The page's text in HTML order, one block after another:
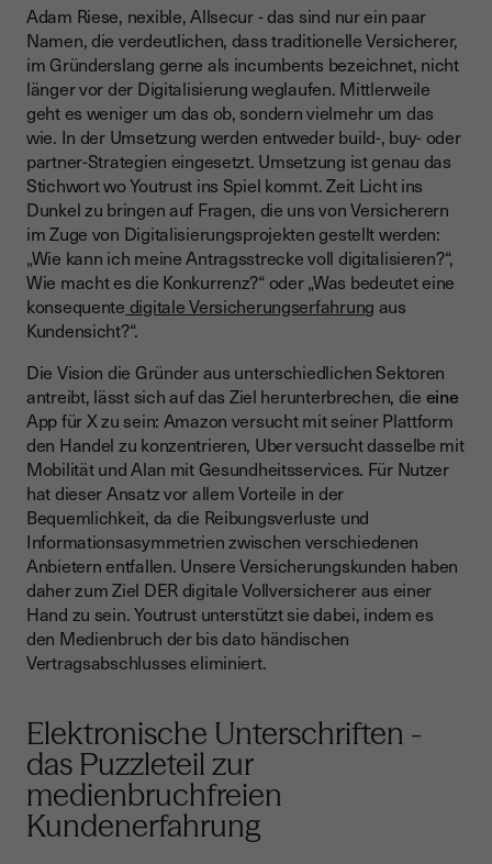
Adam Riese, nexible, Allsecur - das sind nur ein paar
Namen, die verdeutlichen, dass traditionelle Versicherer,
im Gründerslang gerne als incumbents bezeichnet, nicht
länger vor der Digitalisierung weglaufen. Mittlerweile
geht es weniger um das ob, sondern vielmehr um das
wie. In der Umsetzung werden entweder build-, buy- oder
partner-Strategien eingesetzt. Umsetzung ist genau das
Stichwort wo Youtrust ins Spiel kommt. Zeit Licht ins
Dunkel zu bringen auf Fragen, die uns von Versicherern
im Zuge von Digitalisierungsprojekten gestellt werden:
„Wie kann ich meine Antragsstrecke voll digitalisieren?“,
Wie macht es die Konkurrenz?“ oder „Was bedeutet eine
konsequente digitale Versicherungserfahrung aus
Kundensicht?“.
Die Vision die Gründer aus unterschiedlichen Sektoren
antreibt, lässt sich auf das Ziel herunterbrechen, die eine
App für X zu sein: Amazon versucht mit seiner Plattform
den Handel zu konzentrieren, Uber versucht dasselbe mit
Mobilität und Alan mit Gesundheitsservices. Für Nutzer
hat dieser Ansatz vor allem Vorteile in der
Bequemlichkeit, da die Reibungsverluste und
Informationsasymmetrien zwischen verschiedenen
Anbietern entfallen. Unsere Versicherungskunden haben
daher zum Ziel DER digitale Vollversicherer aus einer
Hand zu sein. Youtrust unterstützt sie dabei, indem es
den Medienbruch der bis dato händischen
Vertragsabschlusses eliminiert.
Elektronische Unterschriften -
das Puzzleteil zur
medienbruchfreien
Kundenerfahrung